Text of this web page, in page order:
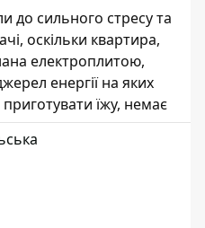
до сильного стресу та
оскільки квартира,
електроплитою,
енергії на яких
їжу, немає